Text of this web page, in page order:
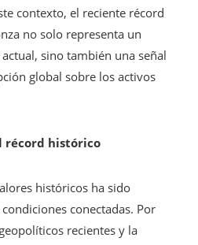
contexto, el reciente récord
no solo representa un
sino también una señal
global sobre los activos
récord histórico
históricos ha sido
conectadas. Por
recientes y la